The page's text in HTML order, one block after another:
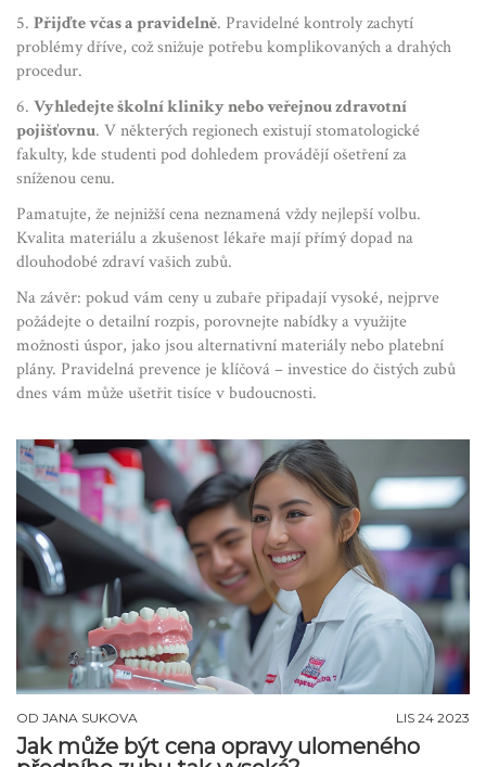
5. Přijďte včas a pravidelně. Pravidelné kontroly zachytí
problémy dříve, což snižuje potřebu komplikovaných a drahých
procedur.
6. Vyhledejte školní kliniky nebo veřejnou zdravotní
pojišťovnu. V některých regionech existují stomatologické
fakulty, kde studenti pod dohledem provádějí ošetření za
sníženou cenu.
Pamatujte, že nejnižší cena neznamená vždy nejlepší volbu.
Kvalita materiálu a zkušenost lékaře mají přímý dopad na
dlouhodobé zdraví vašich zubů.
Na závěr: pokud vám ceny u zubaře připadají vysoké, nejprve
požádejte o detailní rozpis, porovnejte nabídky a využijte
možnosti úspor, jako jsou alternativní materiály nebo platební
plány. Pravidelná prevence je klíčová – investice do čistých zubů
dnes vám může ušetřit tisíce v budoucnosti.
OD JANA SUKOVA LIS 24 2023
Jak může být cena opravy ulomeného